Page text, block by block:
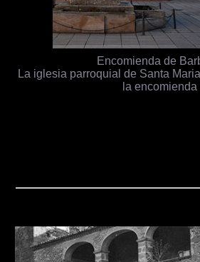
Encomienda de
La iglesia parroquial de Santa
la encomienda